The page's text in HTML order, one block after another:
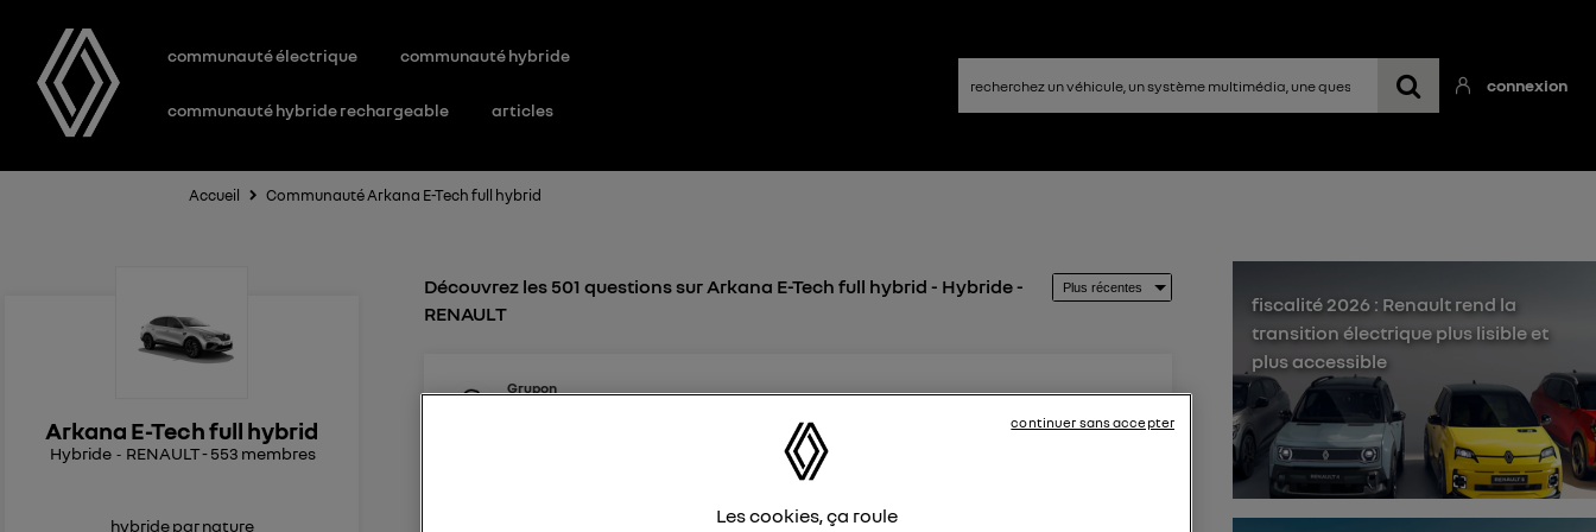
communauté électrique communauté hybride
communauté hybride rechargeable articles
connexion
Accueil Communauté Arkana E-Tech full hybrid
Arkana E-Tech full hybrid
Hybride RENAULT-553 membres
hybride par nature
Découvrez les 501 questions sur Arkana E-Tech full hybrid - Hybride -
RENAULT
Grupon
rencontré aucun problème à l'usage et je fais 20 000km /an. Récemment , en
fiscalité 2026 : Renault rend la
transition électrique plus lisible et
plus accessible
Les cookies, ça roule
continuer sans accepter